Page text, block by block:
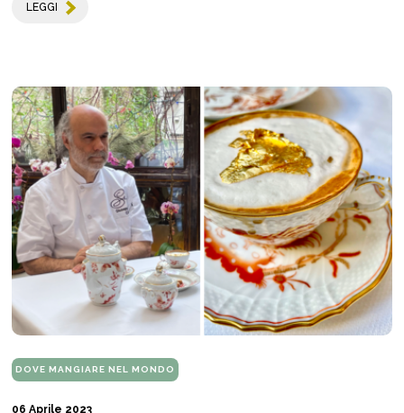
LEGGI
DOVE MANGIARE NEL MONDO
06 Aprile 2023